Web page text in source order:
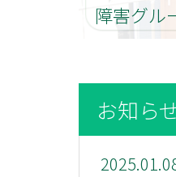
障害グ
お知ら